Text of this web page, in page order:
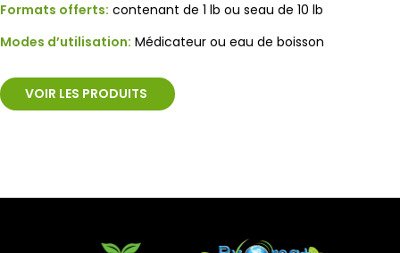
Formats offerts: contenant de 1 lb ou seau de 10 lb
Modes d’utilisation: Médicateur ou eau de boisson
VOIR LES PRODUITS